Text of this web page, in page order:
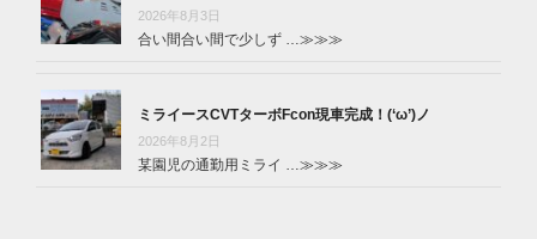
2026年8月3日
合い間合い間で少しず …≫≫≫
ミライースCVTターボFcon現車完成！(‘ω’)ノ
2026年8月2日
某園児の通勤用ミライ …≫≫≫